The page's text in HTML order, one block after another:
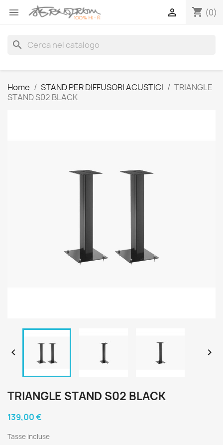
 shopping_cart (0)

search
Home STAND PER DIFFUSORI ACUSTICI
TRIANGLE
STAND S02 BLACK
 
TRIANGLE STAND S02 BLACK
139,00 €
Tasse incluse